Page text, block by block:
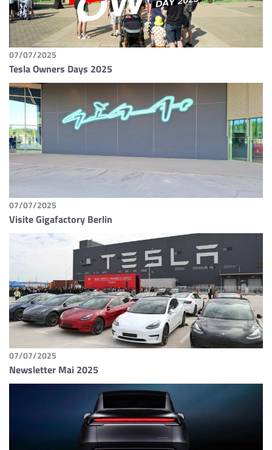
07/07/2025
Tesla Owners Days 2025
07/07/2025
Visite Gigafactory Berlin
07/07/2025
Newsletter Mai 2025